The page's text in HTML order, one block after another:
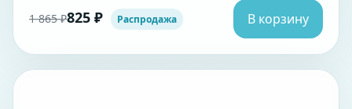
1 865 ₽825 ₽ Распродажа В корзину